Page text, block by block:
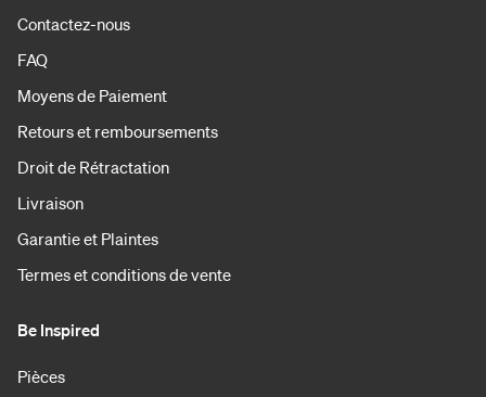
Contactez-nous
FAQ
Moyens de Paiement
Retours et remboursements
Droit de Rétractation
Livraison
Garantie et Plaintes
Termes et conditions de vente
Be Inspired
Pièces